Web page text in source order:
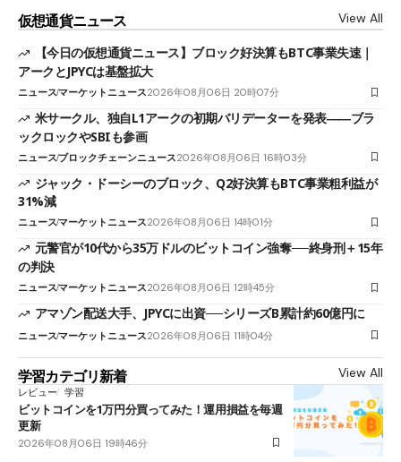
仮想通貨ニュース View All
【今日の仮想通貨ニュース】ブロック好決算もBTC事業失速｜
アークとJPYCは基盤拡大
ニュースマーケットニュース2026年08月06日 20時07分
米サークル、独自L1アークの初期バリデーターを発表――ブラ
ックロックやSBIも参画
ニュースブロックチェーンニュース2026年08月06日 16時03分
ジャック・ドーシーのブロック、Q2好決算もBTC事業粗利益が
31%減
ニュースマーケットニュース2026年08月06日 14時01分
元警官が10代から35万ドルのビットコイン強奪──終身刑＋15年
の判決
ニュースマーケットニュース2026年08月06日 12時45分
アマゾン配送大手、JPYCに出資──シリーズB累計約60億円に
ニュースマーケットニュース2026年08月06日 11時04分
学習カテゴリ新着 View All
レビュー 学習
ビットコインを1万円分買ってみた！運用損益を毎週
更新
2026年08月06日 19時46分